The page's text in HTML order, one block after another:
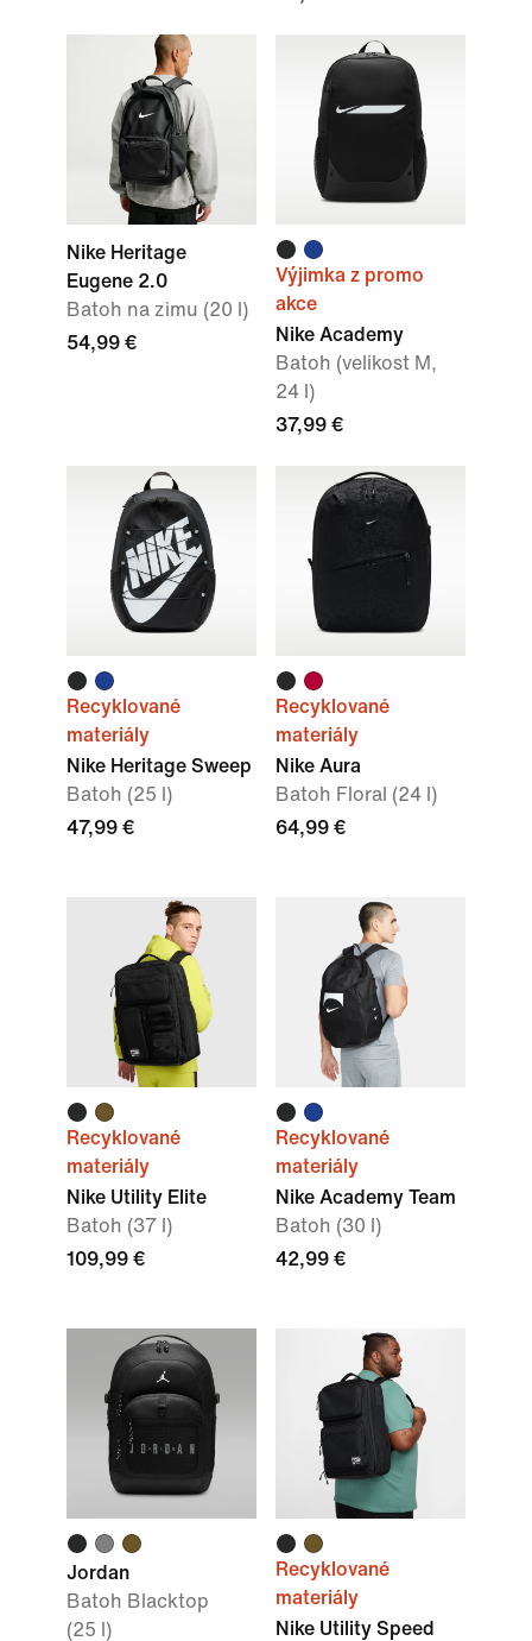
Nike Heritage
Eugene 2.0
Batoh na zimu (20 l)
54,99 €
Výjimka z promo
akce
Nike Academy
Batoh (velikost M,
24 l)
37,99 €
Recyklované
materiály
Nike Heritage Sweep
Batoh (25 l)
47,99 €
Recyklované
materiály
Nike Aura
Batoh Floral (24 l)
64,99 €
Recyklované
materiály
Nike Utility Elite
Batoh (37 l)
109,99 €
Recyklované
materiály
Nike Academy Team
Batoh (30 l)
42,99 €
Jordan
Batoh Blacktop
(25 l)
Recyklované
materiály
Nike Utility Speed